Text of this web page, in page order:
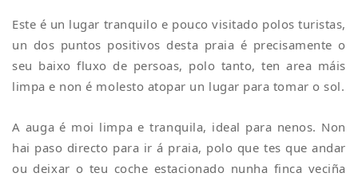
Este é un lugar tranquilo e pouco visitado polos turistas,
un dos puntos positivos desta praia é precisamente o
seu baixo fluxo de persoas, polo tanto, ten area máis
limpa e non é molesto atopar un lugar para tomar o sol.
A auga é moi limpa e tranquila, ideal para nenos. Non
hai paso directo para ir á praia, polo que tes que andar
ou deixar o teu coche estacionado nunha finca veciña